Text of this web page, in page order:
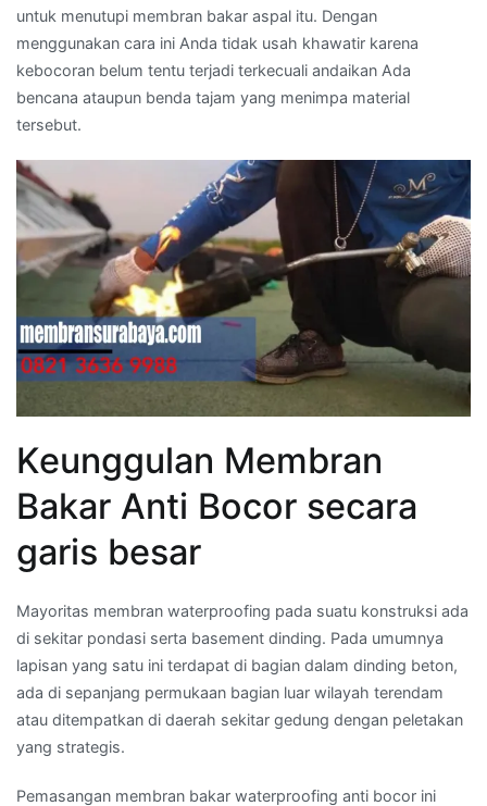
untuk menutupi membran bakar aspal itu. Dengan
menggunakan cara ini Anda tidak usah khawatir karena
kebocoran belum tentu terjadi terkecuali andaikan Ada
bencana ataupun benda tajam yang menimpa material
tersebut.
Keunggulan Membran
Bakar Anti Bocor secara
garis besar
Mayoritas membran waterproofing pada suatu konstruksi ada
di sekitar pondasi serta basement dinding. Pada umumnya
lapisan yang satu ini terdapat di bagian dalam dinding beton,
ada di sepanjang permukaan bagian luar wilayah terendam
atau ditempatkan di daerah sekitar gedung dengan peletakan
yang strategis.
Pemasangan membran bakar waterproofing anti bocor ini